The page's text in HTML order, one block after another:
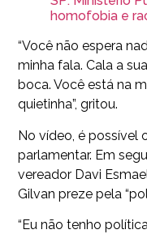
homofobia e
“Você não espera
minha fala. Cala a
boca. Você está na
quietinha”, gritou.
No vídeo, é possível
parlamentar. Em
vereador Davi
Gilvan preze pela
“Eu não tenho